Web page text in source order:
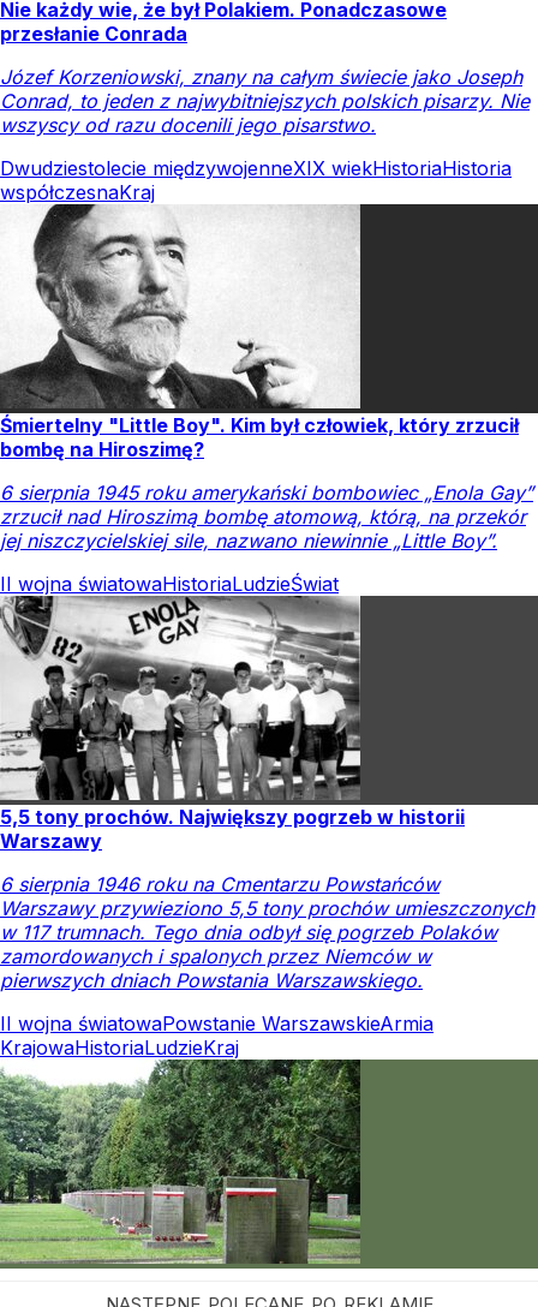
Nie każdy wie, że był Polakiem. Ponadczasowe
przesłanie Conrada
Józef Korzeniowski, znany na całym świecie jako Joseph
Conrad, to jeden z najwybitniejszych polskich pisarzy. Nie
wszyscy od razu docenili jego pisarstwo.
Dwudziestolecie międzywojenneXIX wiekHistoriaHistoria
współczesnaKraj
Śmiertelny "Little Boy". Kim był człowiek, który zrzucił
bombę na Hiroszimę?
6 sierpnia 1945 roku amerykański bombowiec „Enola Gay”
zrzucił nad Hiroszimą bombę atomową, którą, na przekór
jej niszczycielskiej sile, nazwano niewinnie „Little Boy”.
II wojna światowaHistoriaLudzieŚwiat
5,5 tony prochów. Największy pogrzeb w historii
Warszawy
6 sierpnia 1946 roku na Cmentarzu Powstańców
Warszawy przywieziono 5,5 tony prochów umieszczonych
w 117 trumnach. Tego dnia odbył się pogrzeb Polaków
zamordowanych i spalonych przez Niemców w
pierwszych dniach Powstania Warszawskiego.
II wojna światowaPowstanie WarszawskieArmia
KrajowaHistoriaLudzieKraj